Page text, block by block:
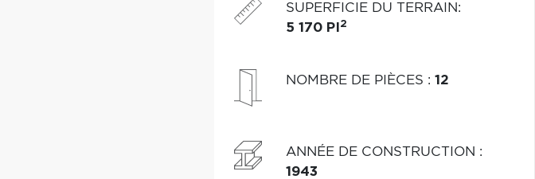
SUPERFICIE DU TERRAIN:
5 170 PI 2
NOMBRE DE PIÈCES : 12
ANNÉE DE CONSTRUCTION :
1943